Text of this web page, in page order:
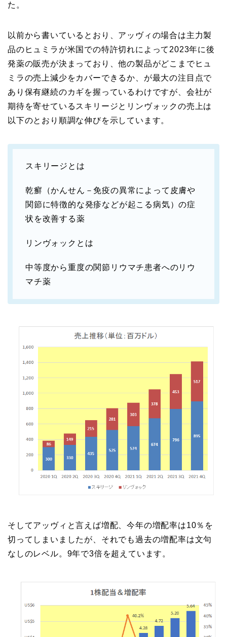
た。
以前から書いているとおり、アッヴィの場合は主力製
品のヒュミラが米国での特許切れによって2023年に後
発薬の販売が決まっており、他の製品がどこまでヒュ
ミラの売上減少をカバーできるか、が最大の注目点で
あり保有継続のカギを握っているわけですが、会社が
期待を寄せているスキリージとリンヴォックの売上は
以下のとおり順調な伸びを示しています。
スキリージとは
乾癬（かんせん－免疫の異常によって皮膚や
関節に特徴的な発疹などが起こる病気）の症
状を改善する薬
リンヴォックとは
中等度から重度の関節リウマチ患者へのリウ
マチ薬
そしてアッヴィと言えば増配、今年の増配率は10％を
切ってしまいましたが、それでも過去の増配率は文句
なしのレベル。9年で3倍を超えています。